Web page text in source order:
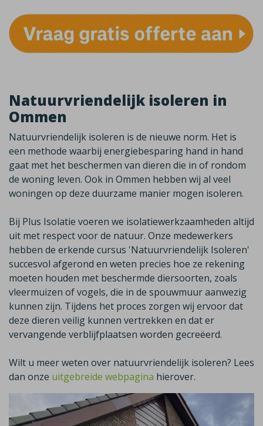
Natuurvriendelijk isoleren in
Ommen
Natuurvriendelijk isoleren is de nieuwe norm. Het is
een methode waarbij energiebesparing hand in hand
gaat met het beschermen van dieren die in of rondom
de woning leven. Ook in Ommen hebben wij al veel
woningen op deze duurzame manier mogen isoleren.
Bij Plus Isolatie voeren we isolatiewerkzaamheden altijd
uit met respect voor de natuur. Onze medewerkers
hebben de erkende cursus 'Natuurvriendelijk Isoleren'
succesvol afgerond en weten precies hoe ze rekening
moeten houden met beschermde diersoorten, zoals
vleermuizen of vogels, die in de spouwmuur aanwezig
kunnen zijn. Tijdens het proces zorgen wij ervoor dat
deze dieren veilig kunnen vertrekken en dat er
vervangende verblijfplaatsen worden gecreëerd.
Wilt u meer weten over natuurvriendelijk isoleren? Lees
dan onze uitgebreide webpagina hierover.